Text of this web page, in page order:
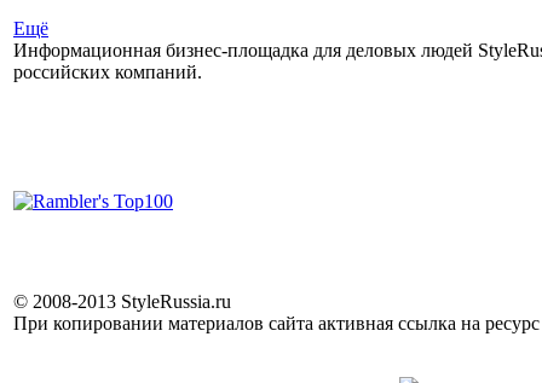
Ещё
Информационная бизнес-площадка для деловых людей
российских компаний.
© 2008-2013 StyleRussia.ru
При копировании материалов сайта активная ссылка на